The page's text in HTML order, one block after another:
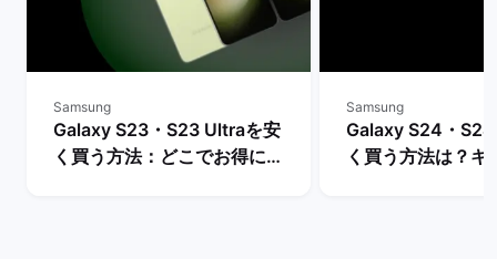
Samsung
Galaxy S23・S23 Ultraを安
く買う方法：どこでお得に購
Samsung
Galaxy S24・
く買う方法は？キ